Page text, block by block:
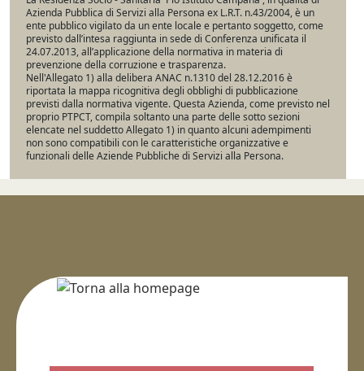
Azienda Pubblica di Servizi alla Persona ex L.R.T. n.43/2004, è un
ente pubblico vigilato da un ente locale e pertanto soggetto, come
previsto dall’intesa raggiunta in sede di Conferenza unificata il
24.07.2013, all’applicazione della normativa in materia di
prevenzione della corruzione e trasparenza.
Nell'Allegato 1) alla delibera ANAC n.1310 del 28.12.2016 è
riportata la mappa ricognitiva degli obblighi di pubblicazione
previsti dalla normativa vigente. Questa Azienda, come previsto nel
proprio PTPCT, compila soltanto una parte delle sotto sezioni
elencate nel suddetto Allegato 1) in quanto alcuni adempimenti
non sono compatibili con le caratteristiche organizzative e
funzionali delle Aziende Pubbliche di Servizi alla Persona.